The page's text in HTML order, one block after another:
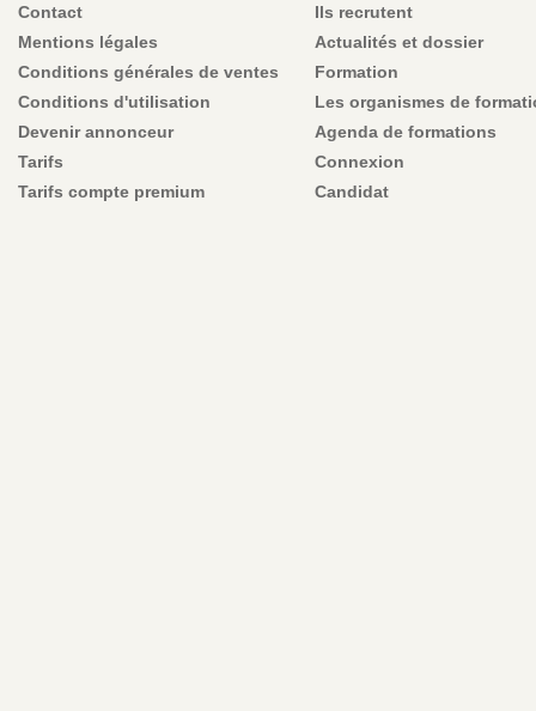
Contact
Mentions légales
Conditions générales de ventes
Conditions d'utilisation
Devenir annonceur
Tarifs
Tarifs compte premium
Ils recrutent
Actualités et dossier
Formation
Les organismes de
Agenda de formations
Connexion
Candidat